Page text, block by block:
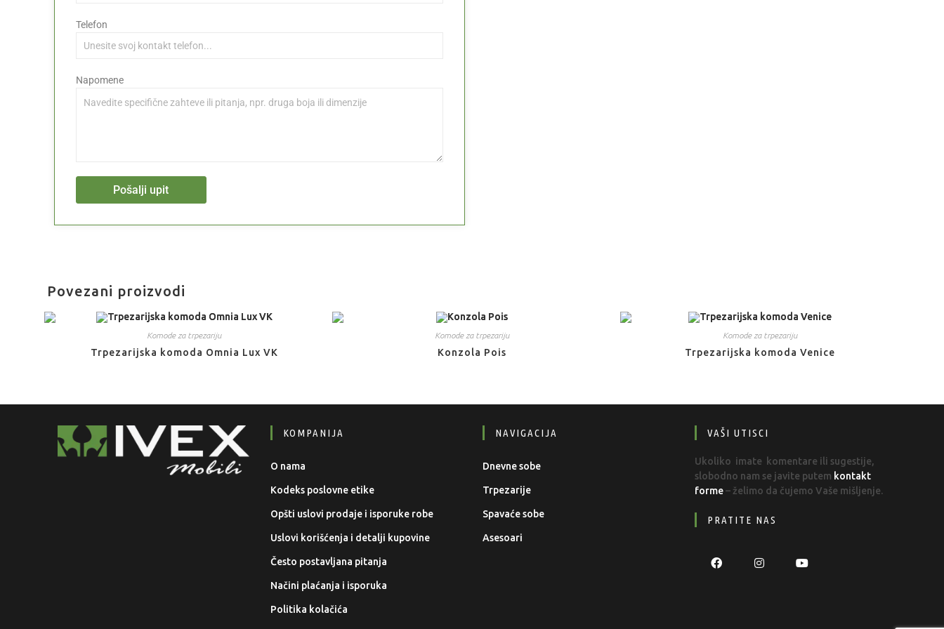
Telefon
Napomene
Pošalji upit
Povezani proizvodi
Komode za trpezariju
Trpezarijska komoda Omnia Lux VK
Komode za trpezariju
Konzola Pois
Komode za trpezariju
Trpezarijska komoda Venice
KOMPANIJA
O nama
Kodeks poslovne etike
Opšti uslovi prodaje i isporuke robe
Uslovi korišćenja i detalji kupovine
Često postavljana pitanja
Načini plaćanja i isporuka
Politika kolačića
NAVIGACIJA
Dnevne sobe
Trpezarije
Spavaće sobe
Asesoari
VAŠI UTISCI
Ukoliko imate komentare ili sugestije,
slobodno nam se javite putem kontakt
forme– želimo da čujemo Vaše mišljenje.
PRATITE NAS